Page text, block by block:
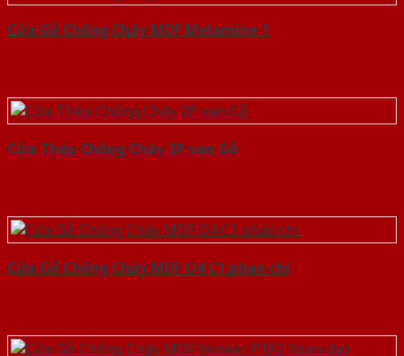
Cửa Gỗ Chống Cháy MDF Melamine 1
Cửa Thép Chống Cháy 2P van Gỗ
Cửa Gỗ Chống Cháy MDF O4 C1 phao chi